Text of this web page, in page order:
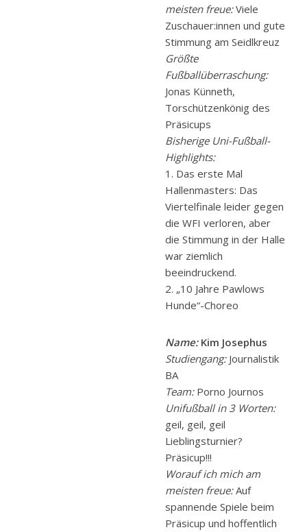
meisten freue:Viele
Zuschauer:innen und gute
Stimmung am Seidlkreuz
Größte
Fußballüberraschung:
Jonas Künneth,
Torschützenkönig des
Präsicups
Bisherige Uni-Fußball-
Highlights:
1. Das erste Mal
Hallenmasters: Das
Viertelfinale leider gegen
die WFI verloren, aber
die Stimmung in der Halle
war ziemlich
beeindruckend.
2. „10 Jahre Pawlows
Hunde“-Choreo
Name:Kim Josephus
Studiengang:Journalistik
BA
Team:Porno Journos
Unifußball in 3 Worten:
geil, geil, geil
Lieblingsturnier?
Präsicup!!!
Worauf ich mich am
meisten freue:Auf
spannende Spiele beim
Präsicup und hoffentlich